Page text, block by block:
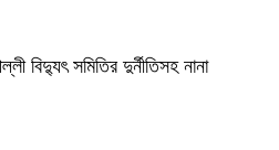
বিদ্যুৎ সমিতির দুর্নীতিসহ নানা